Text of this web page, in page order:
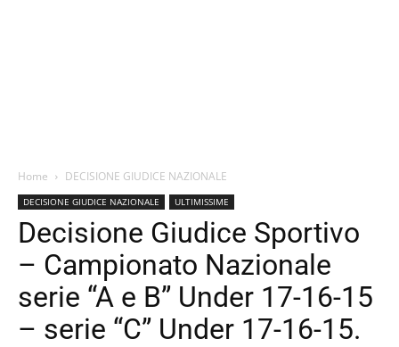
Home DECISIONE GIUDICE NAZIONALE
DECISIONE GIUDICE NAZIONALE ULTIMISSIME
Decisione Giudice Sportivo
– Campionato Nazionale
serie “A e B” Under 17-16-15
– serie “C” Under 17-16-15.